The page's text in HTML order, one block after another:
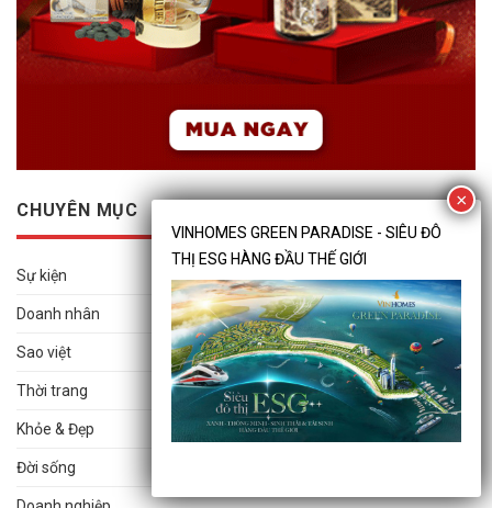
CHUYÊN MỤC
Sự kiện
Doanh nhân
Sao việt
Thời trang
Khỏe & Đẹp
Đời sống